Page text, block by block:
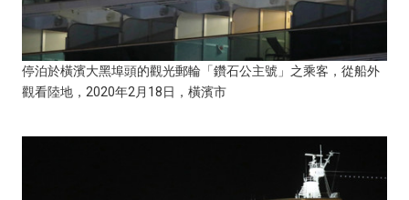
娛樂
教育
停泊於橫濱大黑埠頭的觀光郵輪「鑽石公主號」之乘客，從船外
觀看陸地，2020年2月18日，橫濱市